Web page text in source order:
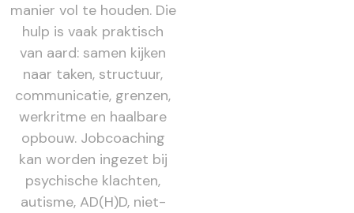
manier vol te houden. Die
hulp is vaak praktisch
van aard: samen kijken
naar taken, structuur,
communicatie, grenzen,
werkritme en haalbare
opbouw. Jobcoaching
kan worden ingezet bij
psychische klachten,
autisme, AD(H)D, niet-